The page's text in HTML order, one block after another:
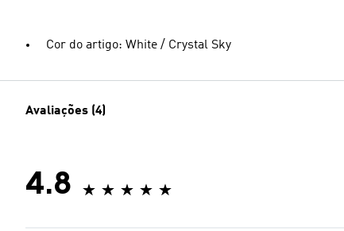
Cor do artigo: White / Crystal Sky
Avaliações (4)
4.8